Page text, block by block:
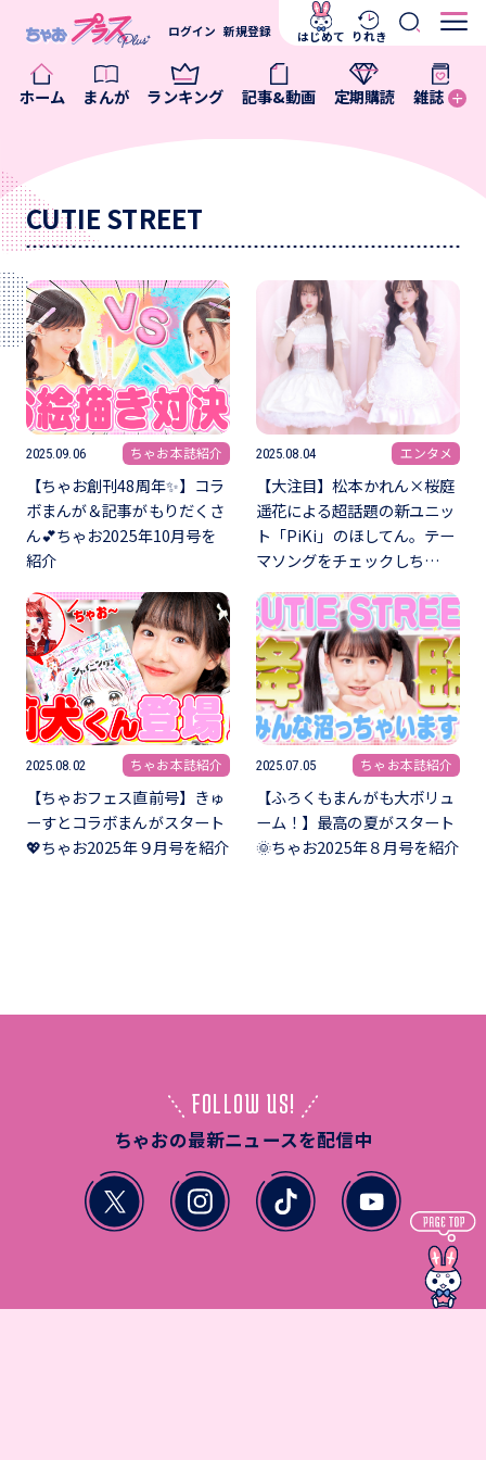
ホーム まんが ランキング 記事&動画 定期購読 雑誌
ログイン 新規登録 はじめて りれき
CUTIE STREET
2025.09.06 ちゃお本誌紹介
【ちゃお創刊48周年✨】コラ
ボまんが＆記事がもりだくさ
ん💕ちゃお2025年10月号を
紹介
2025.08.04 エンタメ
【大注目】松本かれん×桜庭
遥花による超話題の新ユニッ
ト「PiKi」のほしてん。テー
マソングをチェックしち…
2025.08.02 ちゃお本誌紹介
【ちゃおフェス直前号】きゅ
ーすとコラボまんがスタート
💖ちゃお2025年９月号を紹介
2025.07.05 ちゃお本誌紹介
【ふろくもまんがも大ボリュ
ーム！】最高の夏がスタート
🌞ちゃお2025年８月号を紹介
FOLLOW US!
ちゃおの最新ニュースを配信中